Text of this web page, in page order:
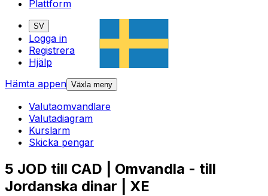
Plattform
SV
Logga in
Registrera
Hjälp
Hämta appen Växla meny
Valutaomvandlare
Valutadiagram
Kurslarm
Skicka pengar
5 JOD till CAD | Omvandla - till
Jordanska dinar | XE